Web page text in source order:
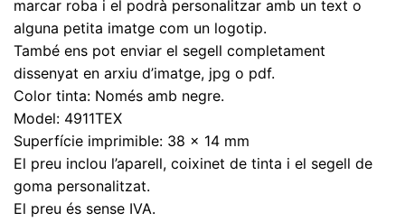
marcar roba i el podrà personalitzar amb un text o
alguna petita imatge com un logotip.
També ens pot enviar el segell completament
dissenyat en arxiu d’imatge, jpg o pdf.
Color tinta: Només amb negre.
Model: 4911TEX
Superfície imprimible: 38 x 14 mm
El preu inclou l’aparell, coixinet de tinta i el segell de
goma personalitzat.
El preu és sense IVA.